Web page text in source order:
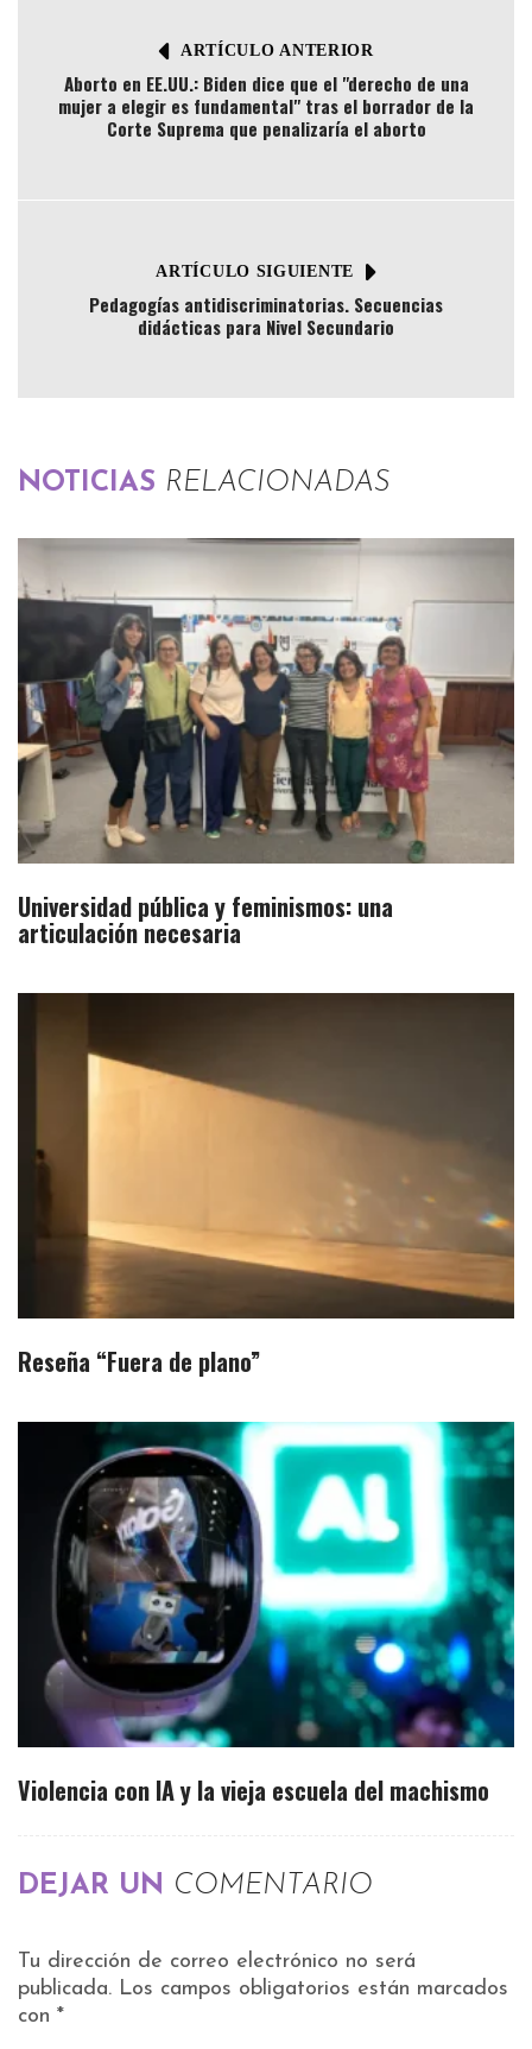
ARTÍCULO ANTERIOR
Aborto en EE.UU.: Biden dice que el "derecho de una
mujer a elegir es fundamental" tras el borrador de la
Corte Suprema que penalizaría el aborto
ARTÍCULO SIGUIENTE
Pedagogías antidiscriminatorias. Secuencias
didácticas para Nivel Secundario
NOTICIAS RELACIONADAS
Universidad pública y feminismos: una
articulación necesaria
Reseña “Fuera de plano”
Violencia con IA y la vieja escuela del machismo
DEJAR UN COMENTARIO
Tu dirección de correo electrónico no será
publicada. Los campos obligatorios están marcados
con *